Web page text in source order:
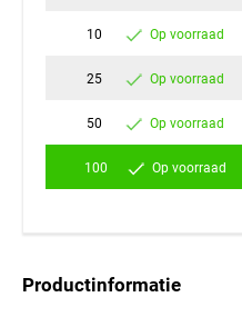
10 Op voorraad
25 Op voorraad
50 Op voorraad
100 Op voorraad
Productinformatie